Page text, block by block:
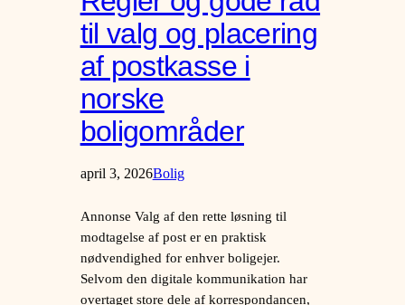
til valg og placering
af postkasse i
norske
boligområder
april 3, 2026Bolig
Annonse Valg af den rette løsning til
modtagelse af post er en praktisk
nødvendighed for enhver boligejer.
Selvom den digitale kommunikation har
overtaget store dele af korrespondancen,